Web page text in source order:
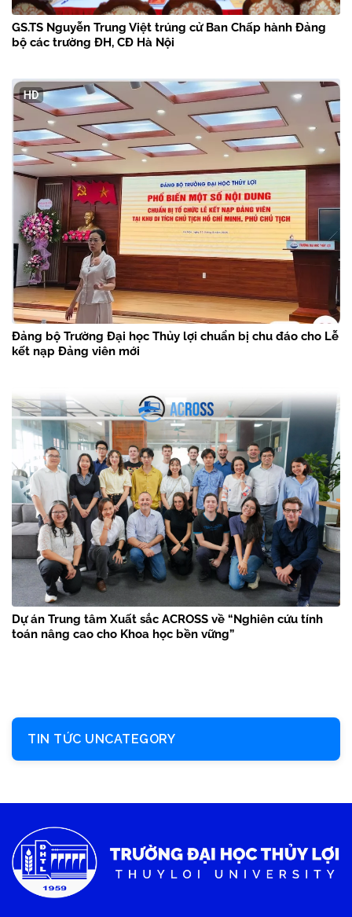
GS.TS Nguyễn Trung Việt trúng cử Ban Chấp hành Đảng
bộ các trường ĐH, CĐ Hà Nội
Đảng bộ Trường Đại học Thủy lợi chuẩn bị chu đáo cho Lễ
kết nạp Đảng viên mới
Dự án Trung tâm Xuất sắc ACROSS về “Nghiên cứu tính
toán nâng cao cho Khoa học bền vững”
TIN TỨC UNCATEGORY